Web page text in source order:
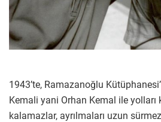
1943’te, Ramazanoğlu
Kemali yani Orhan Kemal ile
kalamazlar, ayrılmaları uzun